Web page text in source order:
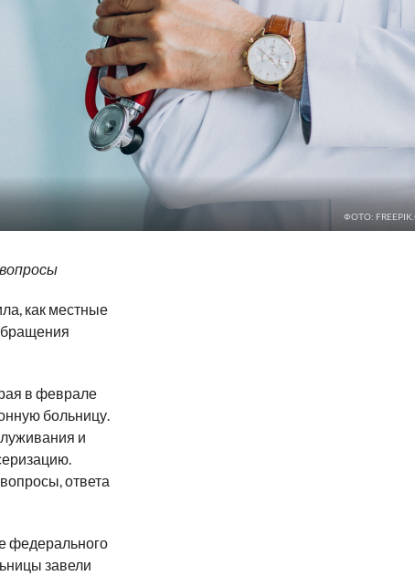
ФОТО:
как местные
в феврале
больницу.
и
ответа
федерального
завели